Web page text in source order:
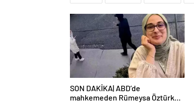
SON DAKİKA| ABD’de
mahkemeden Rümeysa Öztürk